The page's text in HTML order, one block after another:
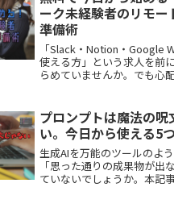
ます。
ーク未経験者のリモー
準備術
「Slack・Notion・Google
使える方」という求人を前
らめていませんか。でも心
る方法を見ていきます。
プロンプトは魔法の呪
い。今日から使える5
生成AIを万能のツールのよう
「思った通りの成果物が出
ていないでしょうか。本記